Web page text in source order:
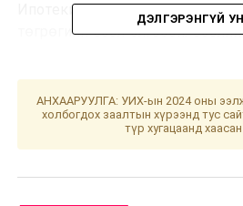
Ипотекийн зээл: 2,043
төгрөгийн зээл олгосон.
төгрөг байна.
2440
ДАРААХ МЭДЭЭ
ЗГ: Цар тахлын голомтод
ДЭЛГЭРЭНГҮЙ
АНХААРУУЛГА: УИХ-ын 2024 оны
холбогдох заалтын хүрээнд тус
түр хугацаанд